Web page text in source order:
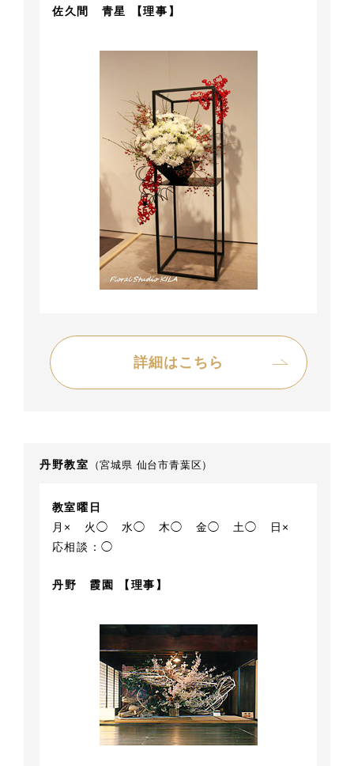
佐久間 青星 【理事】
詳細はこちら
丹野教室 （宮城県 仙台市青葉区）
教室曜日
月×
火◯ 水◯ 木◯ 金◯ 土◯
日×
応相談：◯
丹野 霞園 【理事】